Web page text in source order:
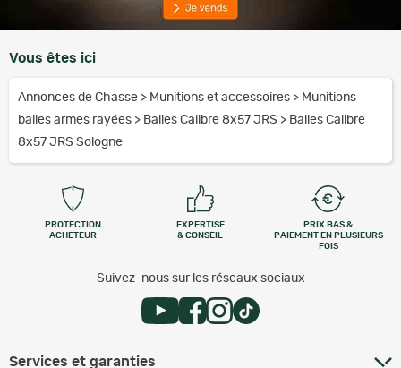
Vous êtes ici
Annonces de Chasse > Munitions et accessoires > Munitions
balles armes rayées > Balles Calibre 8x57 JRS > Balles Calibre
8x57 JRS Sologne
PROTECTION
ACHETEUR
EXPERTISE
& CONSEIL
PRIX BAS &
PAIEMENT EN PLUSIEURS
FOIS
Suivez-nous sur les réseaux sociaux
Services et garanties